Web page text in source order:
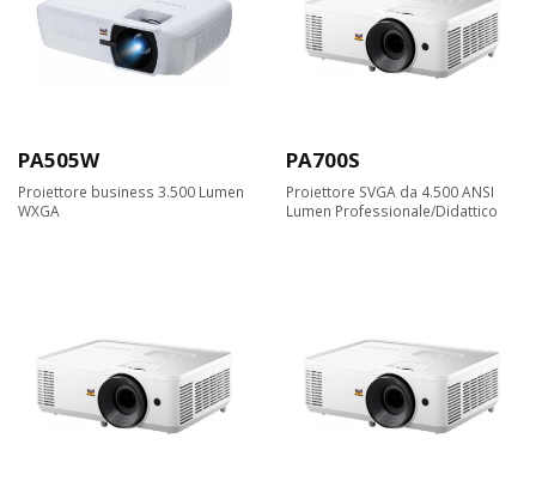
PA505W
Proiettore business 3.500 Lumen
WXGA
PA700S
Proiettore SVGA da 4.500 ANSI
Lumen Professionale/Didattico